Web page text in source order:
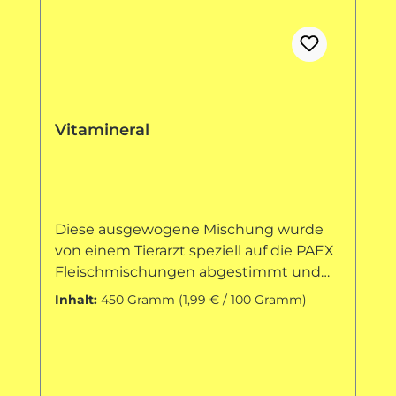
Vitamineral
Diese ausgewogene Mischung wurde
von einem Tierarzt speziell auf die PAEX
Fleischmischungen abgestimmt und
enthält alle notwendigen Vitamine und
Inhalt: 450 Gramm (1,99 € / 100 Gramm)